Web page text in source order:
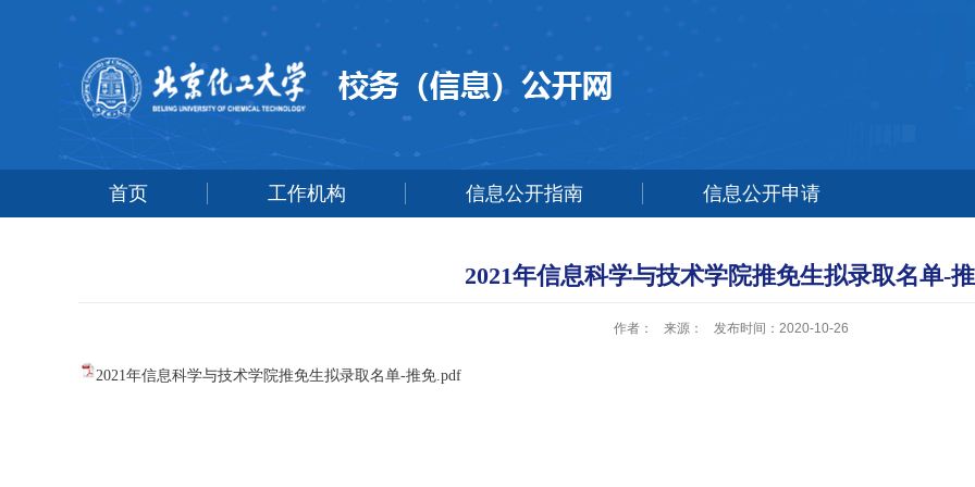
首页 工作机构 信息公开指南 信息公开申请
2021年信息科学与技术学院推免生拟录取名单-
作者： 来源： 发布时间：2020-10-26
2021年信息科学与技术学院推免生拟录取名单-推免.pdf